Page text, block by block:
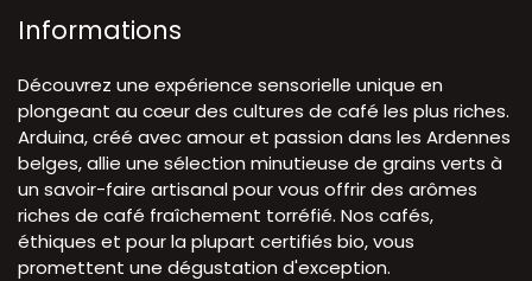
Informations
Découvrez une expérience sensorielle unique en
plongeant au cœur des cultures de café les plus riches.
Arduina, créé avec amour et passion dans les Ardennes
belges, allie une sélection minutieuse de grains verts à
un savoir-faire artisanal pour vous offrir des arômes
riches de café fraîchement torréfié. Nos cafés,
éthiques et pour la plupart certifiés bio, vous
promettent une dégustation d'exception.